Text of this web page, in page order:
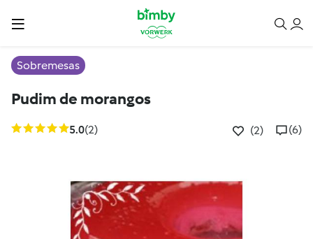
Sobremesas
Pudim de morangos
5.0(2) (2) (6)